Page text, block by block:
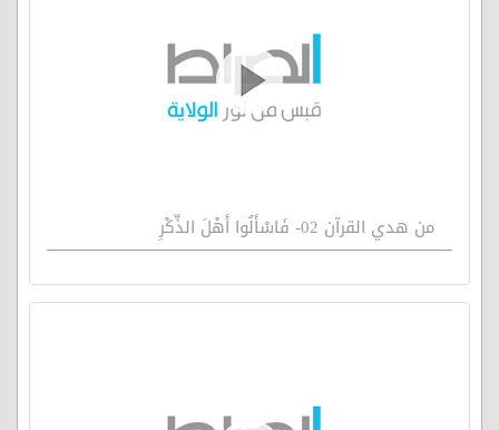
من هدي القرآن 02- فَاسْأَلُوا أَهْلَ الذِّكْرِ